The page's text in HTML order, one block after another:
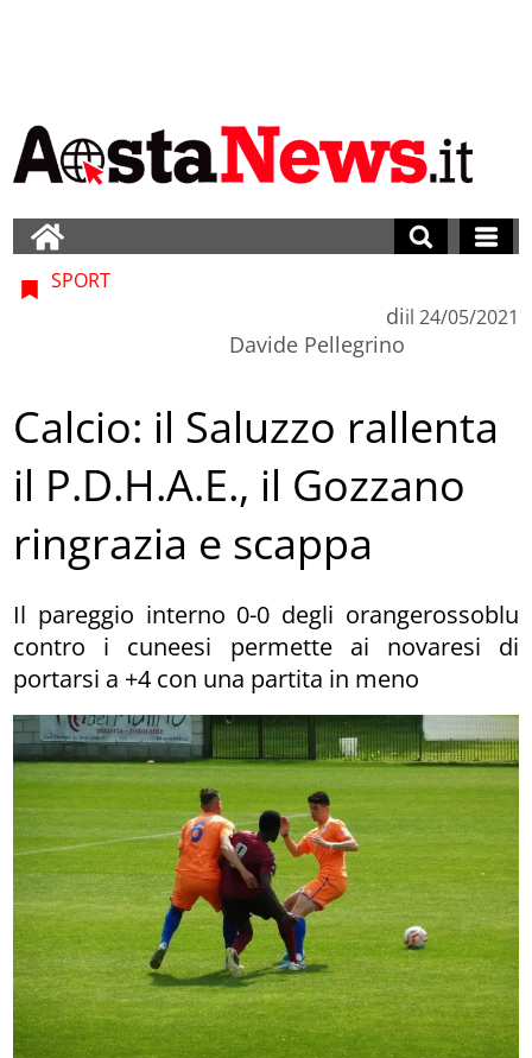
SPORT
di
Davide Pellegrino
il 24/05/2021
Calcio: il Saluzzo rallenta
il P.D.H.A.E., il Gozzano
ringrazia e scappa
Il pareggio interno 0-0 degli orangerossoblu
contro i cuneesi permette ai novaresi di
portarsi a +4 con una partita in meno